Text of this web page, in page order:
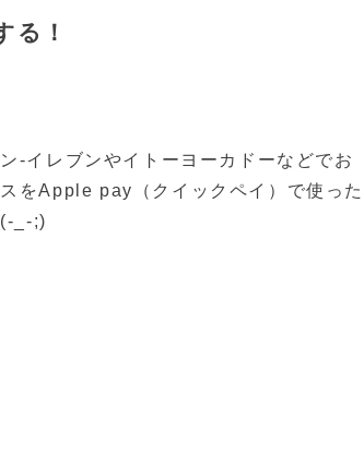
る！
-イレブンやイトーヨーカドーなどでお
をApple pay（クイックペイ）で使った
_-;)